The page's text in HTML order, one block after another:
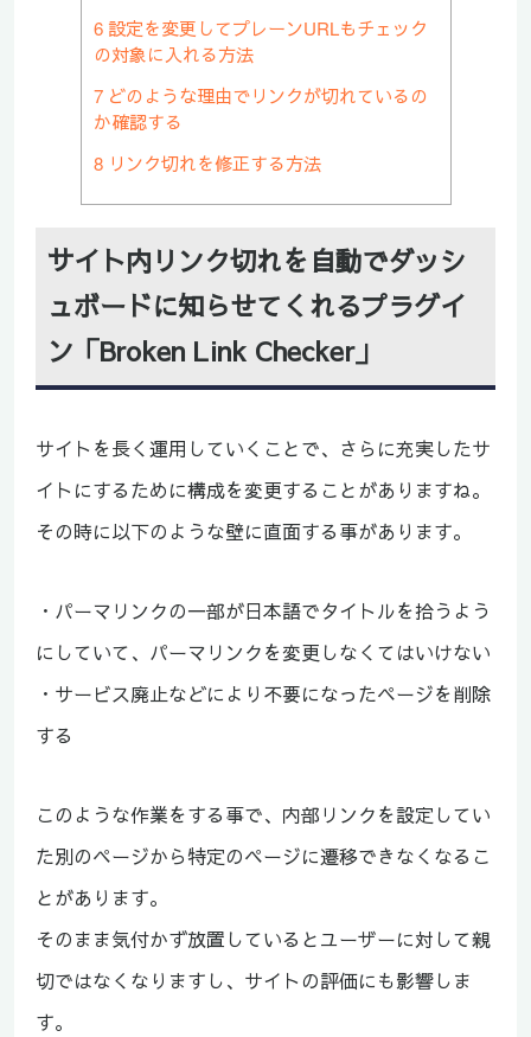
6設定を変更してプレーンURLもチェック
の対象に入れる方法
7どのような理由でリンクが切れているの
か確認する
8リンク切れを修正する方法
サイト内リンク切れを自動でダッシ
ュボードに知らせてくれるプラグイ
ン「Broken Link Checker」
サイトを長く運用していくことで、さらに充実したサ
イトにするために構成を変更することがありますね。
その時に以下のような壁に直面する事があります。
・パーマリンクの一部が日本語でタイトルを拾うよう
にしていて、パーマリンクを変更しなくてはいけない
・サービス廃止などにより不要になったページを削除
する
このような作業をする事で、内部リンクを設定してい
た別のページから特定のページに遷移できなくなるこ
とがあります。
そのまま気付かず放置しているとユーザーに対して親
切ではなくなりますし、サイトの評価にも影響しま
す。